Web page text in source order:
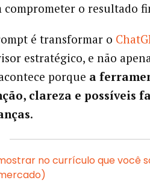
comprometer o resultado
é transformar o
estratégico, e não
porque a
clareza e possíveis
.
no currículo que você